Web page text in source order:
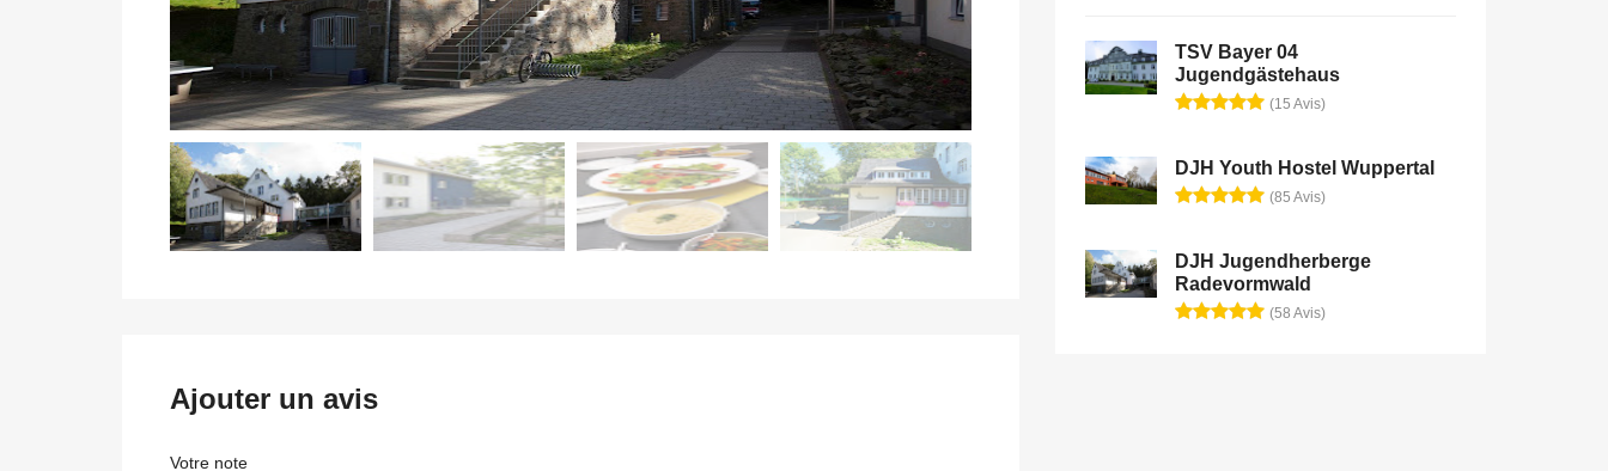
Ajouter un avis
Votre note
TSV Bayer 04
Jugendgästehaus
(15 Avis)
DJH Youth Hostel Wuppertal
(85 Avis)
DJH Jugendherberge
Radevormwald
(58 Avis)